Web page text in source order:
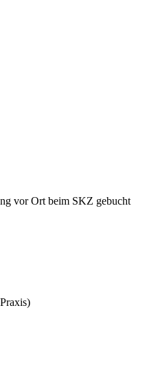
vor Ort beim SKZ gebucht